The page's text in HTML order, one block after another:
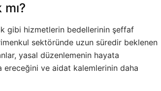
gibi hizmetlerin bedellerinin şeffaf
sektöründe uzun süredir beklenen
yasal düzenlemenin hayata
ereceğini ve aidat kalemlerinin daha